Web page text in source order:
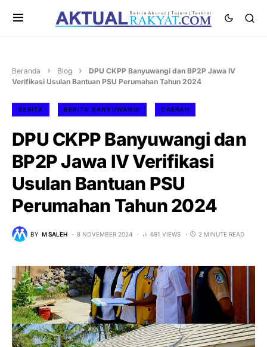
Beranda Blog
DPU CKPP Banyuwangi dan BP2P Jawa IV
Verifikasi Usulan Bantuan PSU Perumahan Tahun 2024
BERITA BERITA BANYUWANGI DAERAH
DPU CKPP Banyuwangi dan
BP2P Jawa IV Verifikasi
Usulan Bantuan PSU
Perumahan Tahun 2024
BY M SALEH 8 NOVEMBER 2024 691 VIEWS 2 MINUTE READ